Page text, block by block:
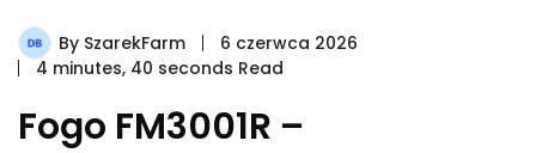
By SzarekFarm
6 czerwca 2026
4 minutes, 40 seconds Read
Fogo FM3001R –